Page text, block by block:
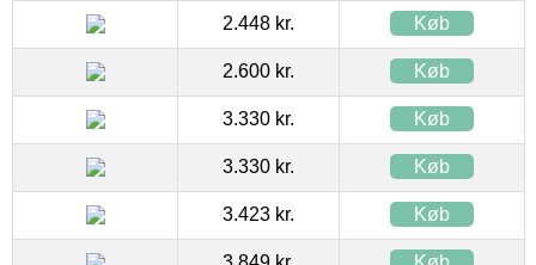
2.448 kr. Køb
2.600 kr. Køb
3.330 kr. Køb
3.330 kr. Køb
3.423 kr. Køb